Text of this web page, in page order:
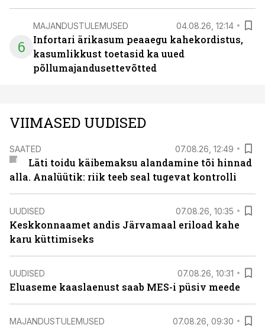
6
MAJANDUSTULEMUSED 04.08.26, 12:14
Infortari ärikasum peaaegu kahekordistus,
kasumlikkust toetasid ka uued
põllumajandusettevõtted
VIIMASED UUDISED
SAATED 07.08.26, 12:49
Läti toidu käibemaksu alandamine tõi hinnad
alla. Analüütik: riik teeb seal tugevat kontrolli
UUDISED 07.08.26, 10:35
Keskkonnaamet andis Järvamaal eriload kahe
karu küttimiseks
UUDISED 07.08.26, 10:31
Eluaseme kaaslaenust saab MES-i püsiv meede
MAJANDUSTULEMUSED 07.08.26, 09:30